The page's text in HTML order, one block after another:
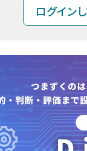
ログイン